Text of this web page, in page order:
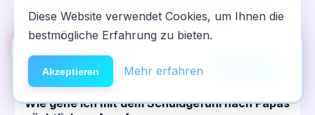
lauf ich ja echt viel, das hilft mir echt, diese...
Von 03_peter 💬 0 · ❤️ 0
🧠 Psyche & Dualdiagnosen
Wie gehe ich mit dem Schuldgefühl nach Papas
🆘Hilfe
NeelixberliN auf dem Homescreen —
wie eine echte App.
Diese Website verwendet Cookies, um Ihnen die
bestmögliche Erfahrung zu bieten.
Akzeptieren Mehr erfahren